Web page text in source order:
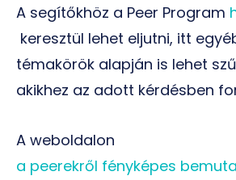
A segítőkhöz a Peer Program
keresztül lehet eljutni, itt
témakörök alapján is lehet
akikhez az adott kérdésben
A weboldalon
a peerekről fényképes